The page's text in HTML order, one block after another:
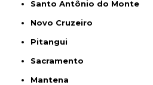
Santo Antônio do Monte
Novo Cruzeiro
Pitangui
Sacramento
Mantena